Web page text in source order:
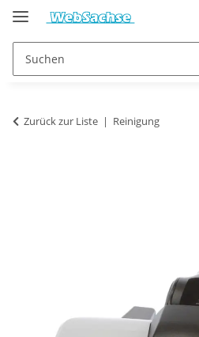
Zurück zur Liste Reinigung